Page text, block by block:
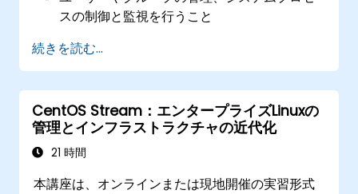
スの制御と監視を行うこと
設定すること
ストレージソリューションの実装、ならびに
システム保守やトラブルシューティングを行
うこと
続きを読む...
CentOS Stream：エンタープライズLinuxの
管理とインフラストラクチャの近代化
21 時間
本講座は、オンラインまたは現地開催の実習形式